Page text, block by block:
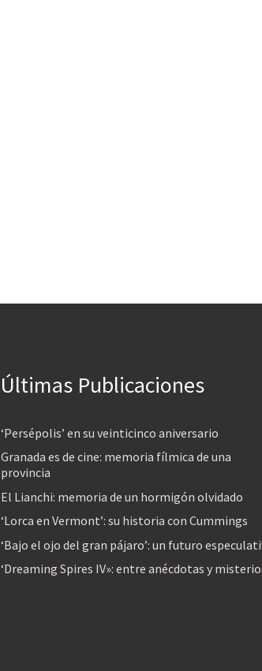
Últimas Publicaciones
‘Persépolis’ en su veinticinco aniversario
Granada es de cine: memoria fílmica de una
provincia
El Lianchi: memoria de un hormigón olvidado
‘Lorca en Vermont’: su historia con Cummings
‘Bajo el ojo del gran pájaro’: un futuro
‘Dreaming Spires IV»: entre anécdotas y